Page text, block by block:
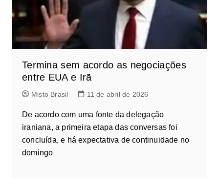
Termina sem acordo as negociações
entre EUA e Irã
Misto Brasil 11 de abril de 2026
De acordo com uma fonte da delegação
iraniana, a primeira etapa das conversas foi
concluída, e há expectativa de continuidade no
domingo